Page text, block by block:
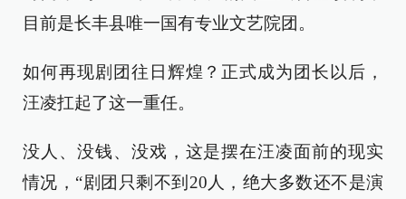
目前是长丰县唯一国有专业文艺院团。
如何再现剧团往日辉煌？正式成为团长以后，
汪凌扛起了这一重任。
没人、没钱、没戏，这是摆在汪凌面前的现实
情况，“剧团只剩不到20人，绝大多数还不是演